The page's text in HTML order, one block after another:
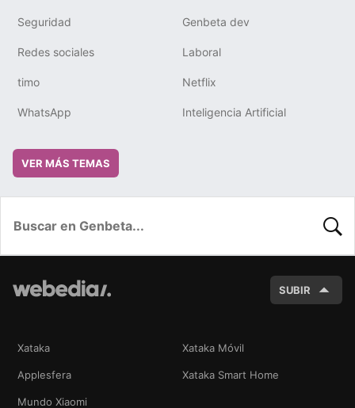
Seguridad Genbeta dev
Redes sociales Laboral
timo Netflix
WhatsApp Inteligencia Artificial
VER MÁS TEMAS
SUBIR
Xataka Xataka Móvil
Applesfera Xataka Smart Home
Mundo Xiaomi